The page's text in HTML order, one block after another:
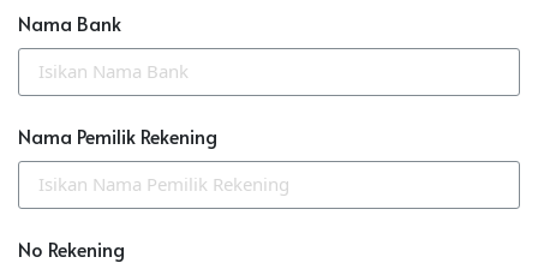
Nama Bank
Nama Pemilik Rekening
No Rekening